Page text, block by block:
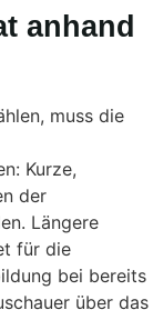
anhand
muss die
Kurze,
der
Längere
für die
bei bereits
über das